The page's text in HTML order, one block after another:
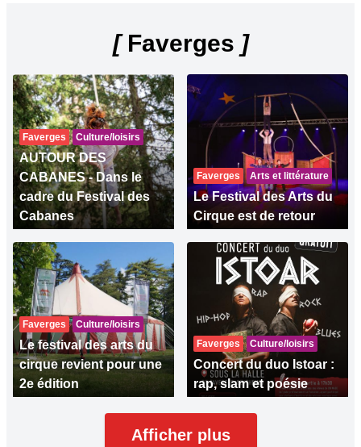
[Faverges ]
Faverges Culture/loisirs
AUTOUR DES
CABANES - Dans le
cadre du Festival des
Cabanes
Faverges Arts et littérature
Le Festival des Arts du
Cirque est de retour
Faverges Culture/loisirs
Le festival des arts du
cirque revient pour une
2e édition
Faverges Culture/loisirs
Concert du duo Istoar :
rap, slam et poésie
Afficher plus